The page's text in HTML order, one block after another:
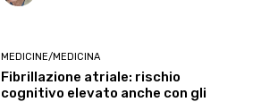
MEDICINE/MEDICINA
Fibrillazione atriale: rischio
cognitivo elevato anche con gli